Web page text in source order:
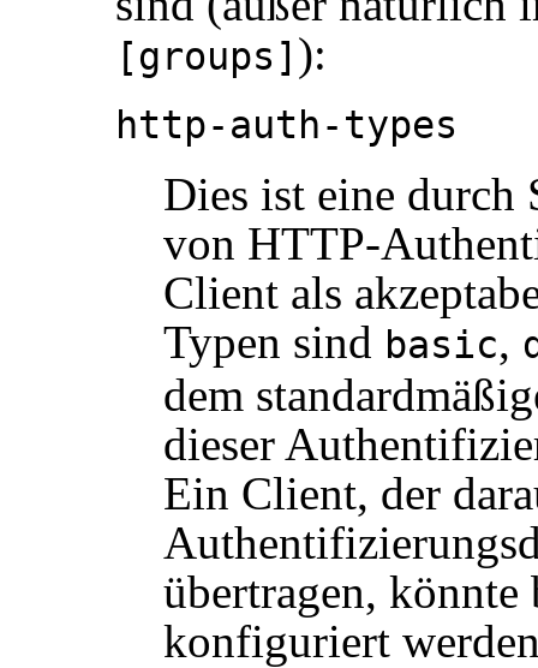
[groups] ):
http-auth-types
Dies ist eine durch
von HTTP-
Client als
Typen sind basic,
dem
dieser
Ein Client, der
übertragen, könnte
konfiguriert